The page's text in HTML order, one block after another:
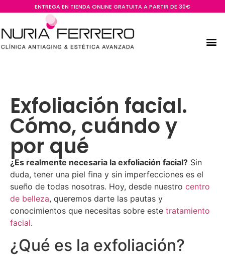
ENTREGA EN TIENDA ONLINE GRATUITA A PARTIR DE 30€
Exfoliación facial.
Cómo, cuándo y
por qué
¿Es realmente necesaria la exfoliación facial? Sin
duda, tener una piel fina y sin imperfecciones es el
sueño de todas nosotras. Hoy, desde nuestro centro
de belleza, queremos darte las pautas y
conocimientos que necesitas sobre este tratamiento
facial.
¿Qué es la exfoliación?